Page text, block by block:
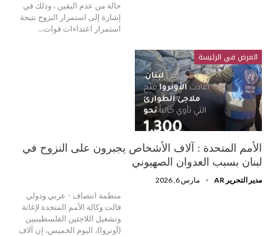
حالة من عدم اليقين ، وذلك في
إشارة إلى استمرار النزوح نتيجة
استمرار اعتداءات قوات…
العرض في الرئيسة
الأمم المتحدة : آلاف الأشخاص يجبرون على النزوح في
لبنان بسبب العدوان الصهيوني
مدير التحرير AR مارس 6, 2026
منظمة انتصاف - عربي ودولي
قالت ‏وكالة الأمم المتحدة لإغاثة
وتشغيل اللاجئين الفلسطينيين
(أونروا)، اليوم الخميس، إن آلاف